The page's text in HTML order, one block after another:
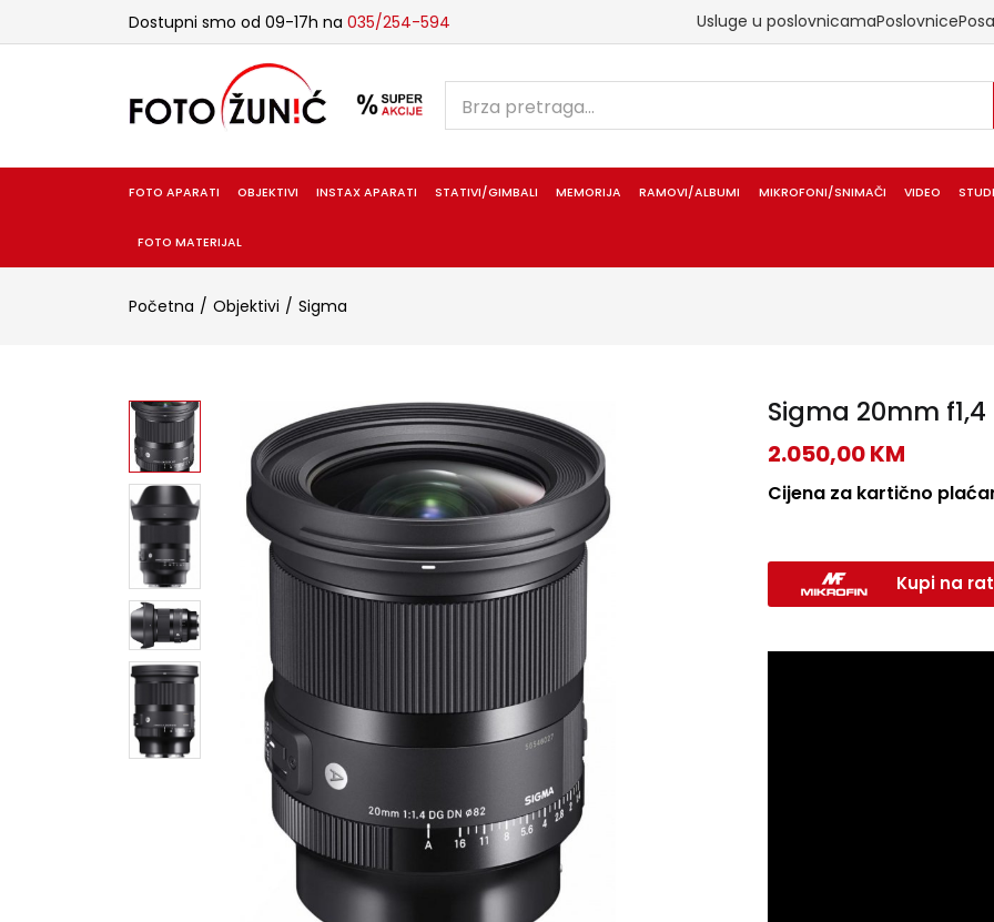
Dostupni smo od 09-17h na 035/254-594 Usluge u poslovnicamaPoslovnice
FOTO APARATI OBJEKTIVI INSTAX APARATI STATIVI/GIMBALI MEMORIJA RAMOVI/ALBUMI MIKROFONI/SNIMAČI VIDEO
FOTO MATERIJAL
Početna Objektivi Sigma
Sigma 20mm f1,4
2.050,00KM
Cijena za kartično
Kupi na